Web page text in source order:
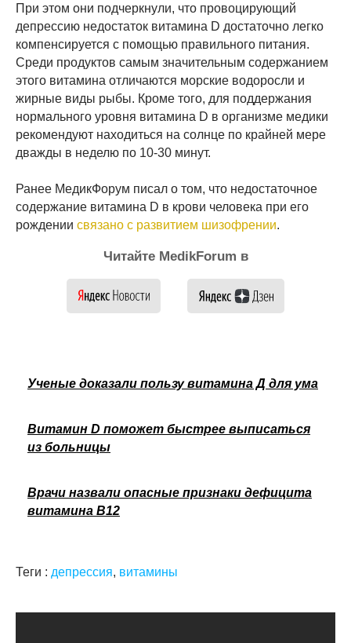
При этом они подчеркнули, что провоцирующий
депрессию недостаток витамина D достаточно легко
компенсируется с помощью правильного питания.
Среди продуктов самым значительным содержанием
этого витамина отличаются морские водоросли и
жирные виды рыбы. Кроме того, для поддержания
нормального уровня витамина D в организме медики
рекомендуют находиться на солнце по крайней мере
дважды в неделю по 10-30 минут.
Ранее МедикФорум писал о том, что недостаточное
содержание витамина D в крови человека при его
рождении связано с развитием шизофрении.
Читайте MedikForum в
Ученые доказали пользу витамина Д для ума
Витамин D поможет быстрее выписаться
из больницы
Врачи назвали опасные признаки дефицита
витамина В12
Теги : депрессия, витамины